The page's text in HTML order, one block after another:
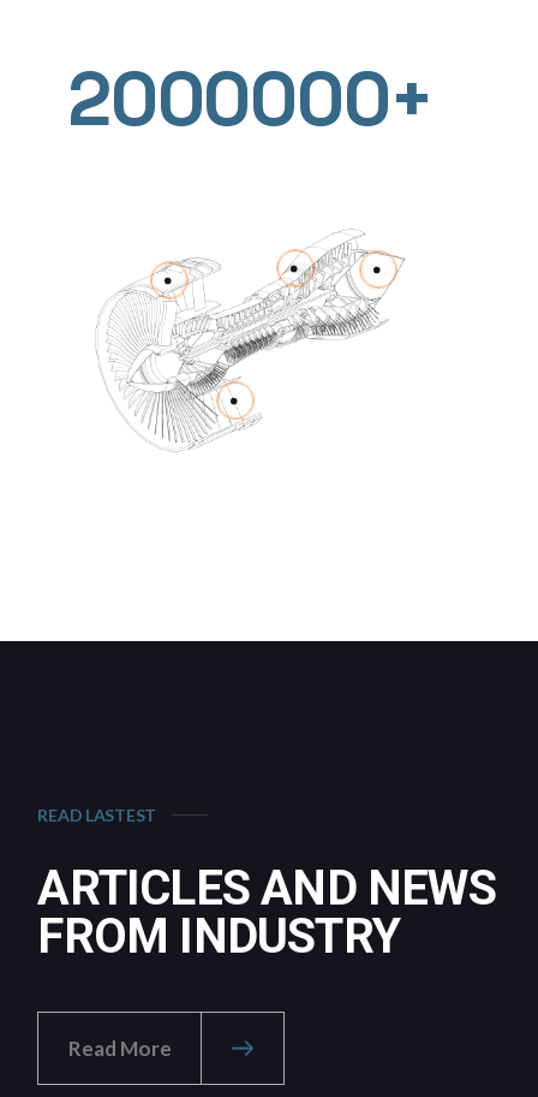
2000000+
READ LASTEST
ARTICLES AND NEWS
FROM INDUSTRY
Read More